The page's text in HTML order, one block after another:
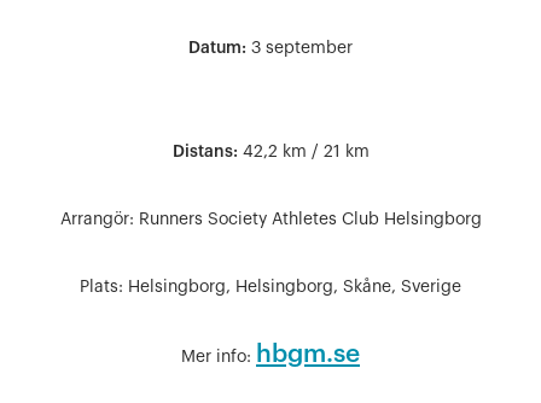
Datum: 3 september
Distans: 42,2 km / 21 km
Arrangör: Runners Society Athletes Club Helsingborg
Plats: Helsingborg, Helsingborg, Skåne, Sverige
Mer info: hbgm.se